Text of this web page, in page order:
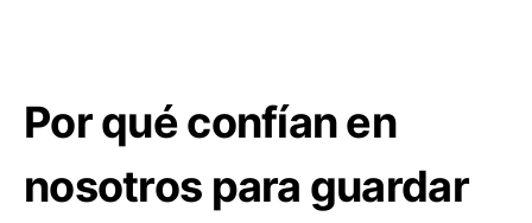
Por qué confían en
nosotros para guardar